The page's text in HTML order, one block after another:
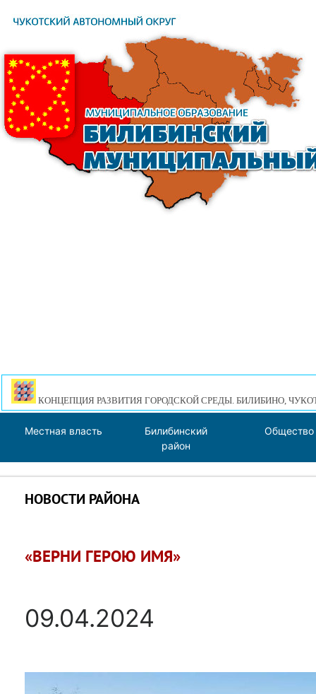
КОНЦЕПЦИЯ РАЗВИТИЯ ГОРОДСКОЙ СРЕДЫ. БИЛИБИНО,
Местная власть
Билибинский
район
Общество
НОВОСТИ РАЙОНА
«ВЕРНИ ГЕРОЮ ИМЯ»
09.04.2024